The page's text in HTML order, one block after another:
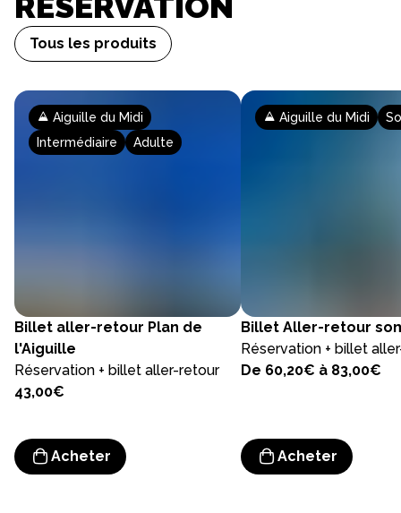
Tous les produits
Aiguille du Midi
Intermédiaire
Adulte
Billet aller-retour Plan de
l'Aiguille
Réservation + billet aller-retour
43,00€
Acheter
Aiguille du Midi
Billet Aller-retour
Réservation + billet
De 60,20€ à 83,00€
Acheter